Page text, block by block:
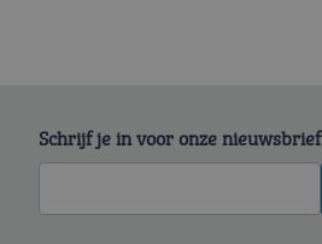
Schrijf je in voor onze nieuwsbrief